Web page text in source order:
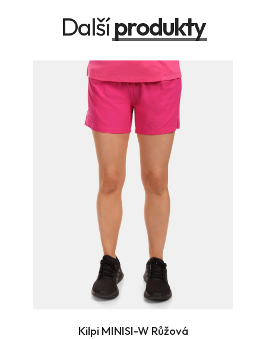
Dalšíprodukty
Kilpi MINISI-W Růžová